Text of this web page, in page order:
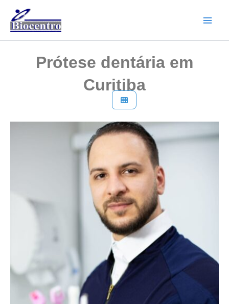
para
Prótese dentária em
Curitiba